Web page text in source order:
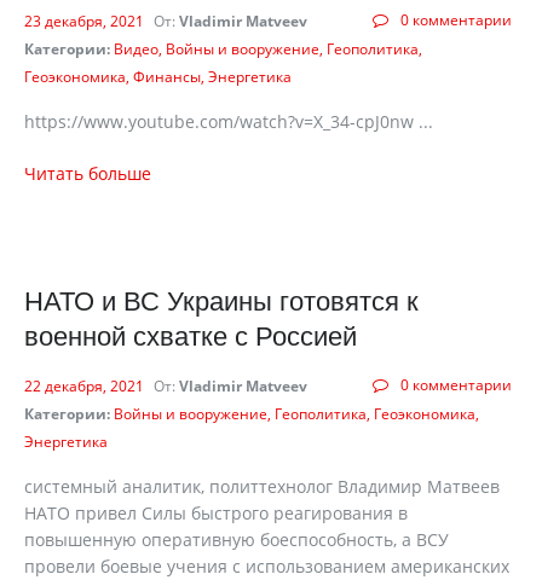
0 комментарии
23 декабря, 2021 От: Vladimir Matveev
Категории: Видео Войны и вооружение Геополитика
Геоэкономика Финансы Энергетика
https://www.youtube.com/watch?v=X_34-cpJ0nw ...
Читать больше
НАТО и ВС Украины готовятся к
военной схватке с Россией
0 комментарии
22 декабря, 2021 От: Vladimir Matveev
Категории: Войны и вооружение Геополитика Геоэкономика
Энергетика
системный аналитик, политтехнолог Владимир Матвеев
НАТО привел Cилы быстрого реагирования в
повышенную оперативную боеспособность, а ВСУ
провели боевые учения с использованием американских